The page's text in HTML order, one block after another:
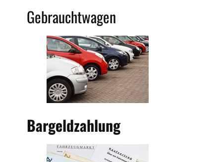
Gebrauchtwagen
Bargeldzahlung